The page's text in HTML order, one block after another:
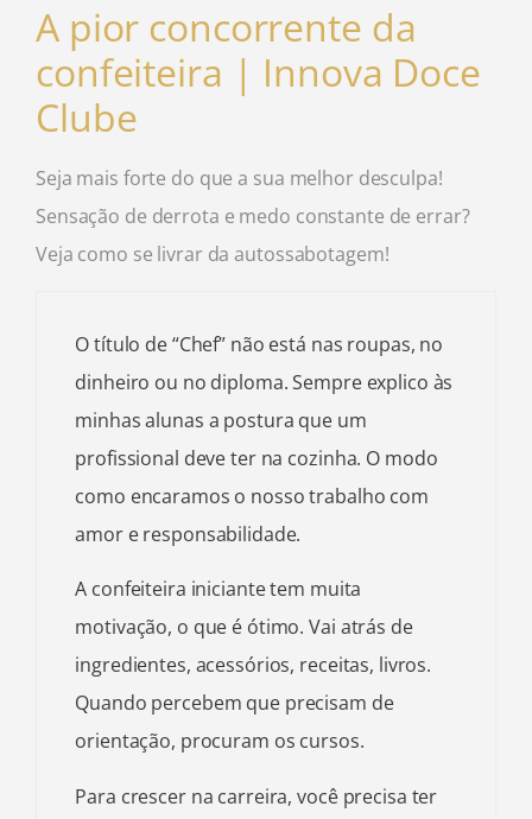
A pior concorrente da
confeiteira | Innova Doce
Clube
Seja mais forte do que a sua melhor desculpa!
Sensação de derrota e medo constante de errar?
Veja como se livrar da autossabotagem!
O título de “Chef” não está nas roupas, no
dinheiro ou no diploma. Sempre explico às
minhas alunas a postura que um
profissional deve ter na cozinha. O modo
como encaramos o nosso trabalho com
amor e responsabilidade.
A confeiteira iniciante tem muita
motivação, o que é ótimo. Vai atrás de
ingredientes, acessórios, receitas, livros.
Quando percebem que precisam de
orientação, procuram os cursos.
Para crescer na carreira, você precisa ter